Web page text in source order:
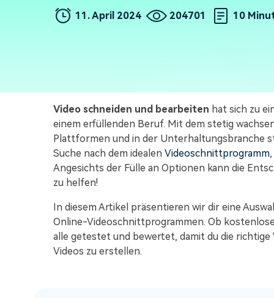
Monetarisieren Sie
Ihren Einfluss mit Filmora
empfehlen,
11. April 2024 204701 10
Video schneiden und bearbeiten hat sich zu
einem erfüllenden Beruf. Mit dem stetig
Plattformen und in der Unterhaltungsbranche
Suche nach dem idealen Videoschnittprogramm
Angesichts der Fülle an Optionen kann die
zu helfen!
In diesem Artikel präsentieren wir dir eine
Online-Videoschnittprogrammen. Ob
alle getestet und bewertet, damit du die
Videos zu erstellen.